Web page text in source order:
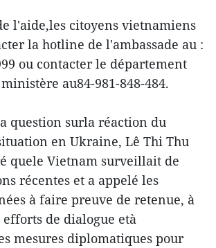
l'aide,les citoyens vietnamiens
la hotline de l'ambassade au :
ou contacter le département
au84-981-848-484.
question surla réaction du
en Ukraine, Lê Thi Thu
quele Vietnam surveillait de
récentes et a appelé les
à faire preuve de retenue, à
de dialogue età
mesures diplomatiques pour